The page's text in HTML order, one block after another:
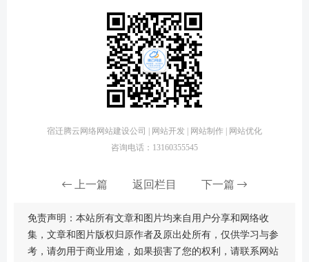
宿迁腾云网络网站建设公司 | 网站开发 | 网站制作 | 网站优化
咨询电话：13160355545
上一篇 返回栏目 下一篇
免责声明：本站所有文章和图片均来自用户分享和网络收
集，文章和图片版权归原作者及原出处所有，仅供学习与参
考，请勿用于商业用途，如果损害了您的权利，请联系网站